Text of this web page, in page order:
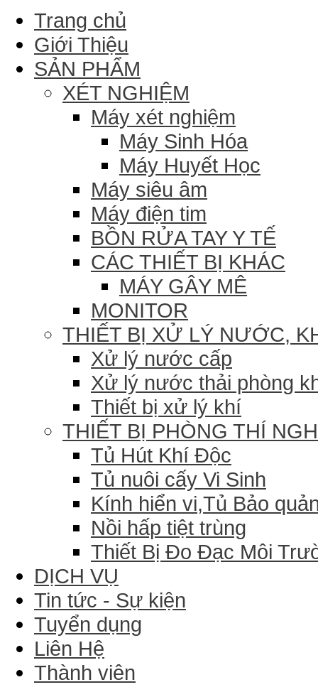
Trang chủ
Giới Thiệu
SẢN PHẨM
XÉT NGHIỆM
Máy xét nghiệm
Máy Sinh Hóa
Máy Huyết Học
Máy siêu âm
Máy điện tim
BỒN RỬA TAY Y TẾ
CÁC THIẾT BỊ KHÁC
MÁY GÂY MÊ
MONITOR
THIẾT BỊ XỬ LÝ NƯỚC,
Xử lý nước cấp
Xử lý nước thải phòng
Thiết bị xử lý khí
THIẾT BỊ PHÒNG THÍ
Tủ Hút Khí Độc
Tủ nuôi cấy Vi Sinh
Kính hiển vi,Tủ Bảo
Nồi hấp tiệt trùng
Thiết Bị Đo Đạc Môi
DỊCH VỤ
Tin tức - Sự kiện
Tuyển dụng
Liên Hệ
Thành viên